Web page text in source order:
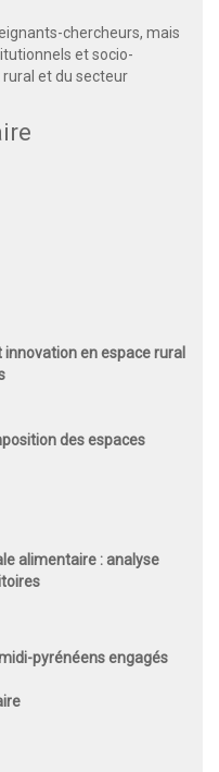
chercheurs, mais
et socio-
et du secteur
innovation en espace rural
des espaces
alimentaire :analyse
pyrénéens engagés